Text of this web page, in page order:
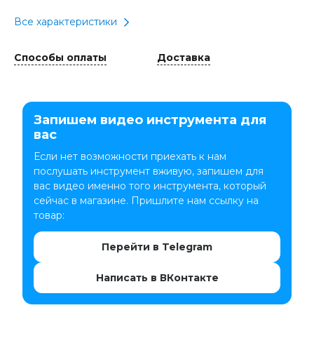
Все характеристики
Способы оплаты Доставка
Запишем видео инструмента для
вас
Если нет возможности приехать к нам
послушать инструмент вживую, запишем для
вас видео именно того инструмента, который
сейчас в магазине. Пришлите нам ссылку на
товар:
Перейти в Telegram
Написать в ВКонтакте